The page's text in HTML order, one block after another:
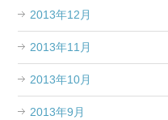
2013年12月
2013年11月
2013年10月
2013年9月